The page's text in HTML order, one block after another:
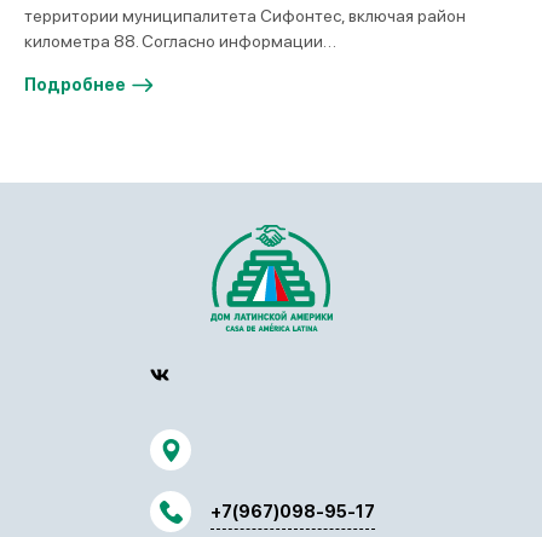
территории муниципалитета Сифонтес, включая район
километра 88. Согласно информации…
Подробнее
+7(967)098-95-17